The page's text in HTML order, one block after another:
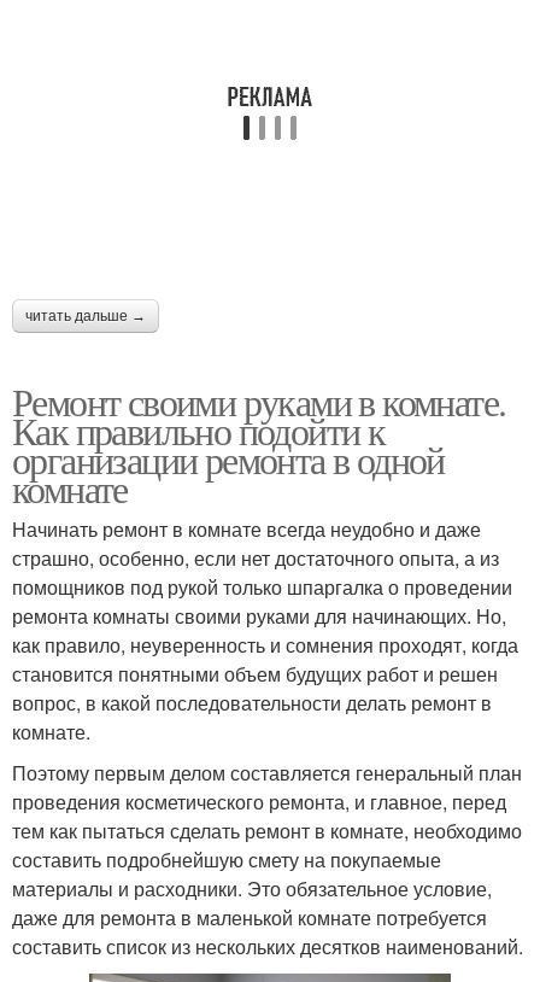
читать дальше →
Ремонт своими руками в комнате.
Как правильно подойти к
организации ремонта в одной
комнате
Начинать ремонт в комнате всегда неудобно и даже
страшно, особенно, если нет достаточного опыта, а из
помощников под рукой только шпаргалка о проведении
ремонта комнаты своими руками для начинающих. Но,
как правило, неуверенность и сомнения проходят, когда
становится понятными объем будущих работ и решен
вопрос, в какой последовательности делать ремонт в
комнате.
Поэтому первым делом составляется генеральный план
проведения косметического ремонта, и главное, перед
тем как пытаться сделать ремонт в комнате, необходимо
составить подробнейшую смету на покупаемые
материалы и расходники. Это обязательное условие,
даже для ремонта в маленькой комнате потребуется
составить список из нескольких десятков наименований.